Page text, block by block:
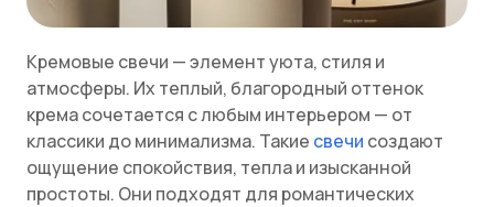
Кремовые свечи — элемент уюта, стиля и
атмосферы. Их теплый, благородный оттенок
крема сочетается с любым интерьером — от
классики до минимализма. Такие свечи создают
ощущение спокойствия, тепла и изысканной
простоты. Они подходят для романтических